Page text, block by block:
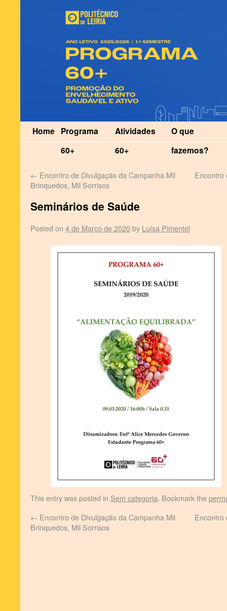
Home Programa
60+
Atividades
60+
O que
fazemos?
← Encontro de Divulgação da Campanha Mil
Brinquedos, Mil Sorrisos
Encontro
Seminários de Saúde
Posted on 4 de Março de 2020by Luísa Pimentel
This entry was posted in Sem categoria. Bookmark the
← Encontro de Divulgação da Campanha Mil
Brinquedos, Mil Sorrisos
Encontro